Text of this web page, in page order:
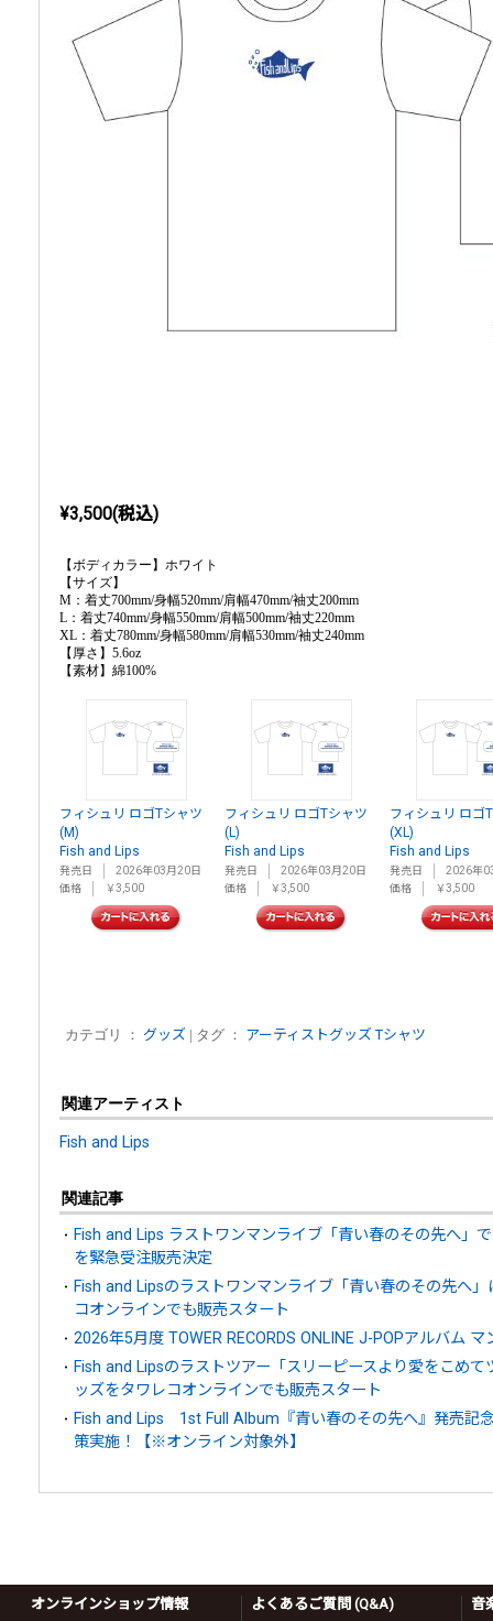
¥3,500(税込)
【ボディカラー】ホワイト
【サイズ】
M：着丈700mm/身幅520mm/肩幅470mm/袖丈200mm
L：着丈740mm/身幅550mm/肩幅500mm/袖丈220mm
XL：着丈780mm/身幅580mm/肩幅530mm/袖丈240mm
【厚さ】5.6oz
【素材】綿100%
フィシュリ ロゴTシャツ
(M)
Fish and Lips
発売日
2026年03月20日
価格
￥3,500
フィシュリ ロゴTシャツ
(L)
Fish and Lips
発売日
2026年03月20日
価格
￥3,500
フィシュリ ロゴ
(XL)
Fish and Lips
発売日
2026年
価格
￥3,500
カテゴリ ： グッズ | タグ ： アーティストグッズ Tシャツ
関連アーティスト
Fish and Lips
関連記事
Fish and Lips ラストワンマンライブ「青い春のその先へ」
を緊急受注販売決定
Fish and Lipsのラストワンマンライブ「青い春のその先へ
コオンラインでも販売スタート
2026年5月度 TOWER RECORDS ONLINE J-POPアルバム マ
Fish and Lipsのラストツアー「スリーピースより愛をこめ
ッズをタワレコオンラインでも販売スタート
Fish and Lips 1st Full Album『青い春のその先へ』発売記
策実施！【※オンライン対象外】
オンラインショップ情報 よくあるご質問 (Q&A) 音